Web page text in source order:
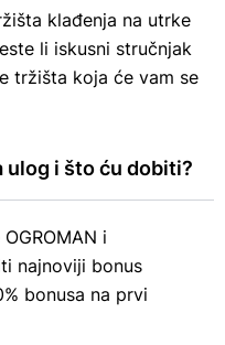
klađenja na utrke
li iskusni stručnjak
tržišta koja će vam se
i što ću dobiti?
i
najnoviji bonus
bonusa na prvi